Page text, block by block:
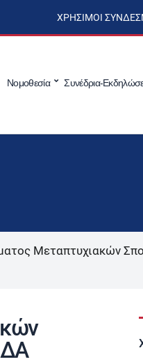
ΧΡΉΣΙΜΟΙ
Νομοθεσία Συνέδρια-
Μεταπτυχιακών